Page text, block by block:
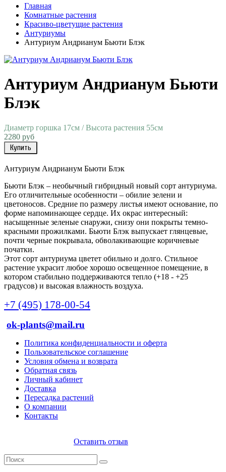
Главная
Комнатные растения
Красиво-цветущие растения
Антуриумы
Антуриум Андрианум Бьюти Блэк
Антуриум Андрианум Бьюти
Блэк
Диаметр горшка 17см / Высота растения 55см
2280 руб
Купить
Антуриум Андрианум Бьюти Блэк
Бьюти Блэк – необычный гибридный новый сорт антуриума.
Его отличительные особенности – обилие зелени и
цветоносов. Средние по размеру листья имеют основание, по
форме напоминающее сердце. Их окрас интересный:
насыщенные зеленые снаружи, снизу они покрыты темно-
красными прожилками. Бьюти Блэк выпускает глянцевые,
почти черные покрывала, обволакивающие коричневые
початки.
Этот сорт антуриума цветет обильно и долго. Стильное
растение украсит любое хорошо освещенное помещение, в
котором стабильно поддерживаются тепло (+18 - +25
градусов) и высокая влажность воздуха.
+7 (495) 178-00-54
ok-plants@mail.ru
Политика конфиденциальности и оферта
Пользовательское соглашение
Условия обмена и возврата
Обратная связь
Личный кабинет
Доставка
Пересадка растений
О компании
Контакты
Оставить отзыв